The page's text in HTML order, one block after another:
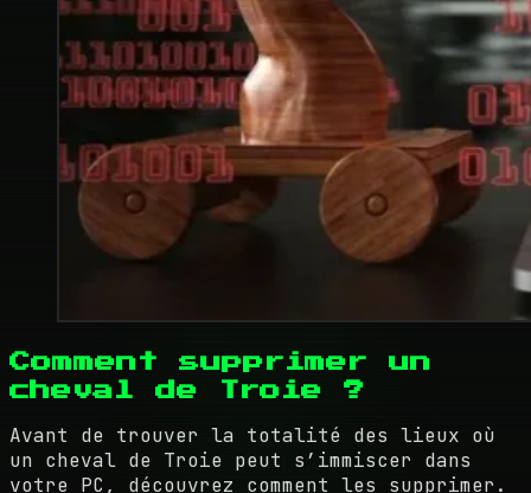
Comment supprimer un
cheval de Troie ?
Avant de trouver la totalité des lieux où
un cheval de Troie peut s’immiscer dans
votre PC, découvrez comment les supprimer.